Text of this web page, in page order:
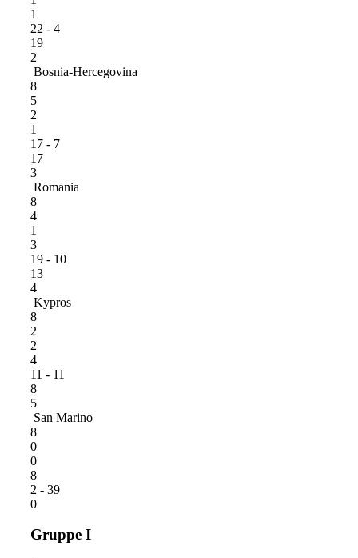
1
22 - 4
19
2
Bosnia-Hercegovina
8
5
2
1
17 - 7
17
3
Romania
8
4
1
3
19 - 10
13
4
Kypros
8
2
2
4
11 - 11
8
5
San Marino
8
0
0
8
2 - 39
0
Gruppe I